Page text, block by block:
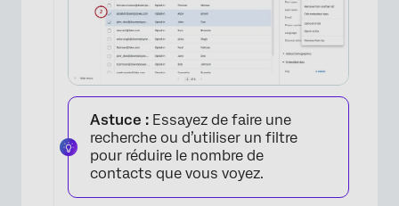
×
Astuce : Essayez de faire une
recherche ou d’utiliser un filtre
pour réduire le nombre de
contacts que vous voyez.